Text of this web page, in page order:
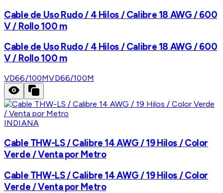
Cable de Uso Rudo / 4 Hilos / Calibre 18 AWG / 600
V / Rollo 100 m
Cable de Uso Rudo / 4 Hilos / Calibre 18 AWG / 600
V / Rollo 100 m
VD66/100MVD66/100M
INDIANA
Cable THW-LS / Calibre 14 AWG / 19 Hilos / Color
Verde / Venta por Metro
Cable THW-LS / Calibre 14 AWG / 19 Hilos / Color
Verde / Venta por Metro